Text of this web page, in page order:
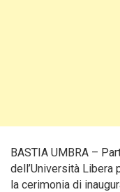
BASTIA UMBRA –
dell’Università Libera
la cerimonia di